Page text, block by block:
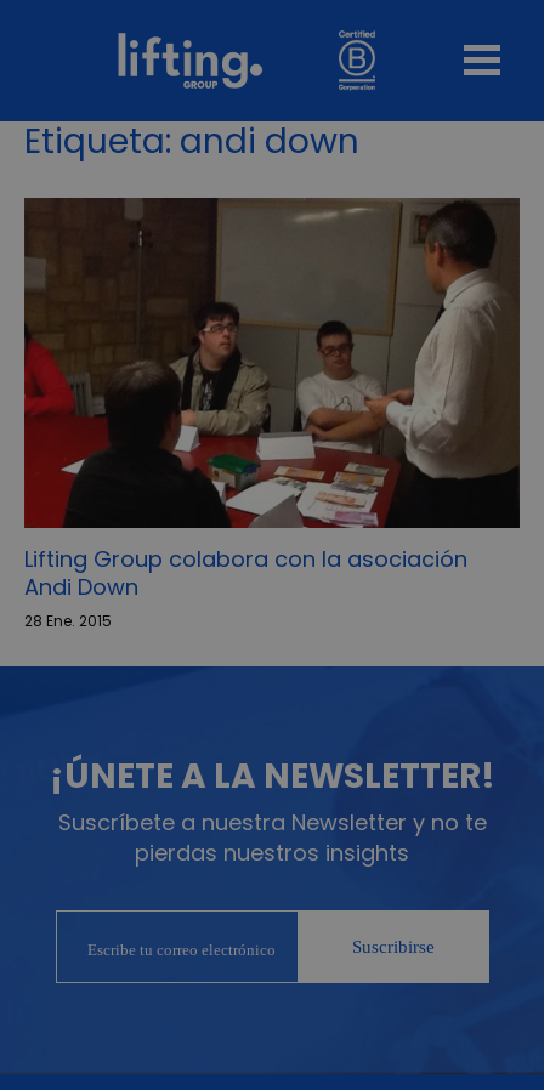
Etiqueta: andi down
Lifting Group colabora con la asociación
Andi Down
28 Ene. 2015
¡ÚNETE A LA NEWSLETTER!
Suscríbete a nuestra Newsletter y no te
pierdas nuestros insights